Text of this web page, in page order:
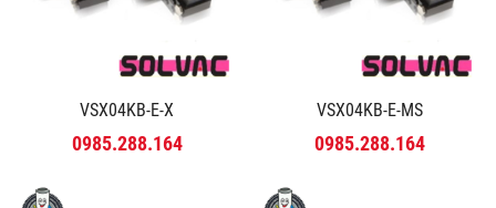
VSX04KB-E-X
0985.288.164
VSX04KB-E-MS
0985.288.164